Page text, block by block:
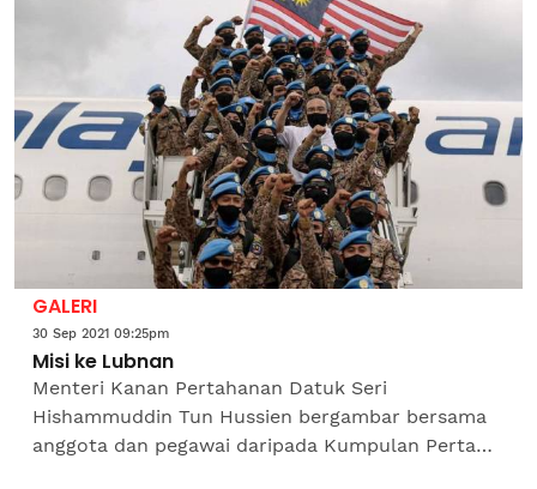
GALERI
30 Sep 2021 09:25pm
Misi ke Lubnan
Menteri Kanan Pertahanan Datuk Seri
Hishammuddin Tun Hussien bergambar bersama
anggota dan pegawai daripada Kumpulan Pertama